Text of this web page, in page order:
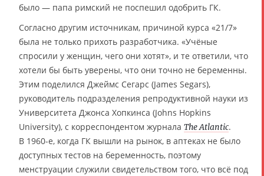
было — папа римский не поспешил одобрить ГК.
Согласно другим источникам, причиной курса «21/7»
была не только прихоть разработчика. «Учёные
спросили у женщин, чего они хотят», и те ответили, что
хотели бы быть уверены, что они точно не беременны.
Этим поделился Джеймс Сегарс (James Segars),
руководитель подразделения репродуктивной науки из
Университета Джонса Хопкинса (Johns Hopkins
University), с корреспондентом журнала The Atlantic.
В 1960-е, когда ГК вышли на рынок, в аптеках не было
доступных тестов на беременность, поэтому
менструации служили свидетельством того, что всё под